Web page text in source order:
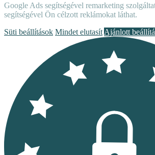
Google Ads segítségével remarketing
segítségével Ön célzott reklámokat láthat.
Süti beállítások Mindet elutasít Ajánlott